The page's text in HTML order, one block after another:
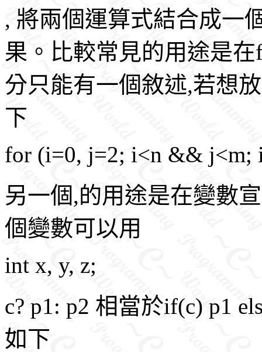
, 將兩個運算式結合成一
果。比較常見的用途是
分只能有一個敘述,若想
下
for (i=0, j=2; i<n && j<m;
另一個,的用途是在變數
個變數可以用
int x, y, z;
c? p1: p2 相當於if(c) p1
如下